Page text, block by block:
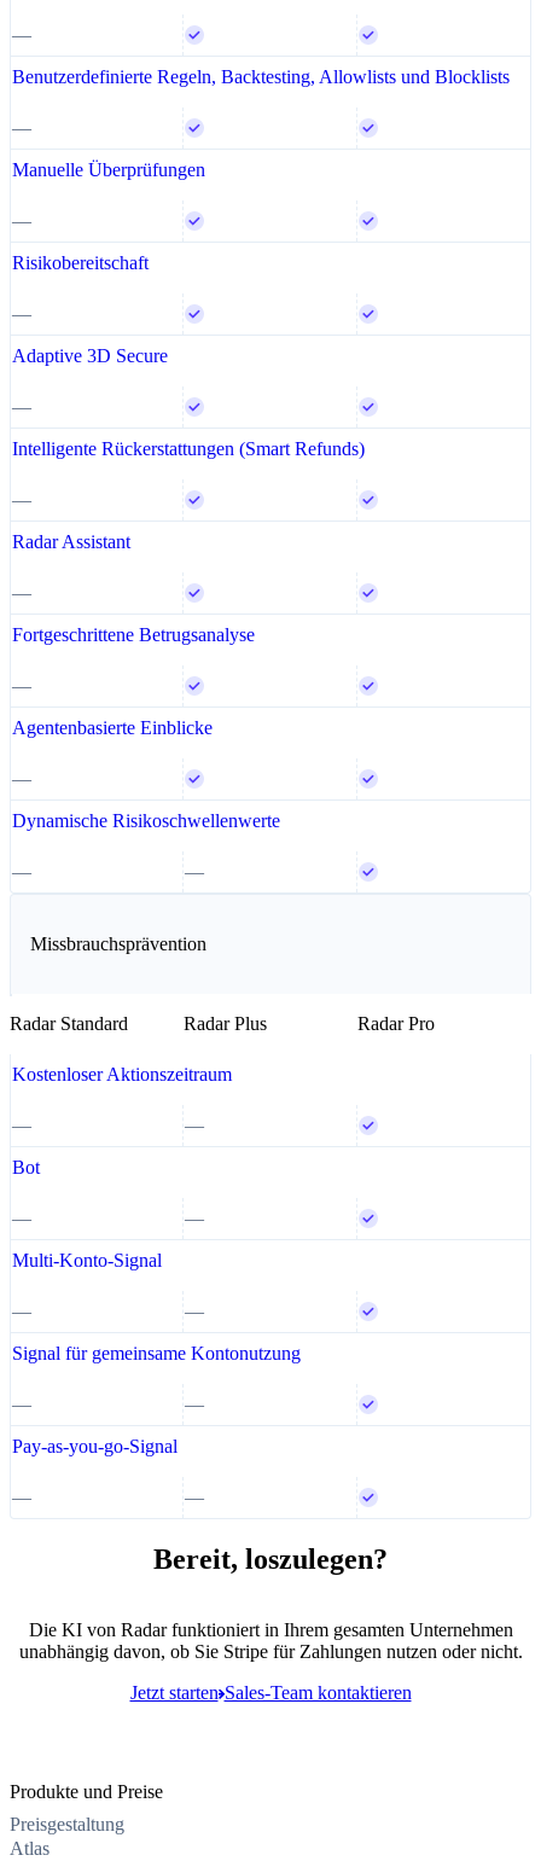
—
Benutzerdefinierte Regeln, Backtesting, Allowlists und Blocklists
—
Manuelle Überprüfungen
—
Risikobereitschaft
—
Adaptive 3D Secure
—
Intelligente Rückerstattungen (Smart Refunds)
—
Radar Assistant
—
Fortgeschrittene Betrugsanalyse
—
Agentenbasierte Einblicke
—
Dynamische Risikoschwellenwerte
— —
Missbrauchsprävention
Radar Standard Radar Plus Radar Pro
Kostenloser Aktionszeitraum
— —
Bot
— —
Multi-Konto-Signal
— —
Signal für gemeinsame Kontonutzung
— —
Pay-as-you-go-Signal
— —
Bereit, loszulegen?
Die KI von Radar funktioniert in Ihrem gesamten Unternehmen
unabhängig davon, ob Sie Stripe für Zahlungen nutzen oder nicht.
Jetzt starten Sales-Team kontaktieren
Produkte und Preise
Preisgestaltung
Atlas